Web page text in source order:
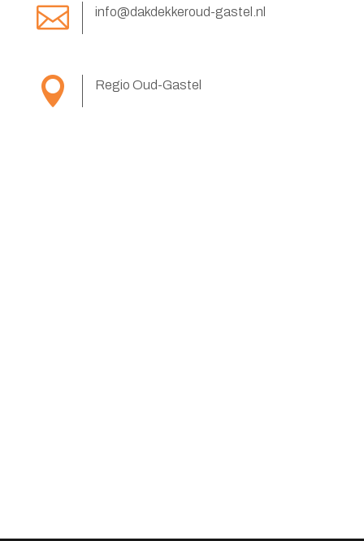
 info@dakdekkeroud-gastel.nl
 Regio Oud-Gastel